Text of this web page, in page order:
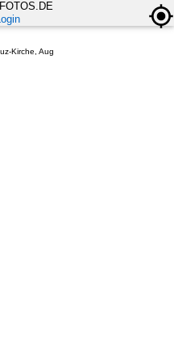
Kirche, Aug